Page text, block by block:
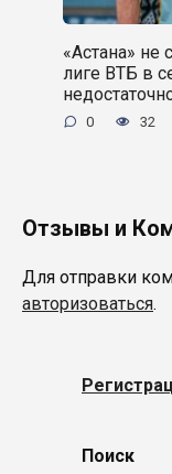
«Астана»
лиге ВТБ в
0 32
Отзывы и
Для отправки
авторизоваться.
Поиск